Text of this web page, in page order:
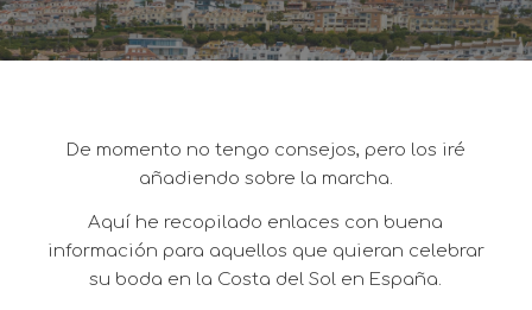
De momento no tengo consejos, pero los iré
añadiendo sobre la marcha.
Aquí he recopilado enlaces con buena
información para aquellos que quieran celebrar
su boda en la Costa del Sol en España.